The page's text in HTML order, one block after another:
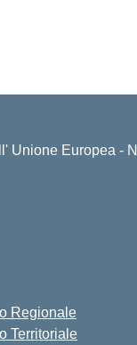
Regionale
Territoriale